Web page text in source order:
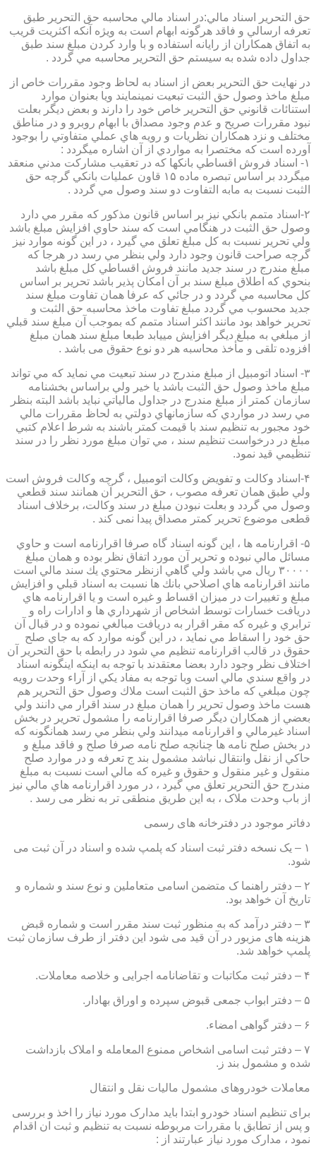
حق التحرير اسناد مالي:در اسناد مالي محاسبه حق التحرير طبق
تعرفه ارسالي و فاقد هرگونه ابهام است به ويژه آنكه اكثريت قريب
به اتفاق همكاران از رايانه استفاده و با وارد كردن مبلغ سند طبق
جداول داده شده به سيستم حق التحرير محاسبه مي گردد .
در نهايت حق التحرير بعض از اسناد به لحاظ وجود مقررات خاص از
مبلغ ماخذ وصول حق الثبت تبعيت نمينمايند ويا بعنوان موارد
استنائات قانوني حق التحرير خاص خود را دارند و بعض ديگر بعلت
نبود مقررات صريح و عدم وجود مصداق با ابهام روبرو و در مناطق
مختلف و نزد همكاران نظريات و رويه هاي عملي متفاوتي را بوجود
آورده است كه مختصرا به مواردي از آن اشاره ميگردد :
۱- اسناد فروش اقساطي بانكها كه در تعقيب مشاركت مدني منعقد
ميگردد بر اساس تبصره ماده ۱۵ قاون عمليات بانكي گرچه حق
الثبت نسبت به مابه التفاوت دو سند وصول مي گردد .
۲-اسناد متمم بانكي نيز بر اساس قانون مذكور كه مقرر مي دارد
وصول حق الثبت در هنگامي است كه سند حاوي افزايش مبلغ باشد
ولي تحرير نسبت به كل مبلغ تعلق مي گيرد ، در اين گونه موارد نيز
گرچه صراحت قانون وجود دارد ولي بنظر مي رسد در هرجا كه
مبلغ مندرج در سند جديد مانند فروش اقساطي كل مبلغ باشد
بنحوي كه اطلاق مبلغ سند بر آن امكان پذير باشد تحرير بر اساس
كل محاسبه مي گردد و در جائي كه عرفا همان تفاوت مبلغ سند
جديد محسوب مي گردد مبلغ تفاوت ماخذ محاسبه حق الثبت و
تحرير خواهد بود مانند اكثر اسناد متمم كه بموجب آن مبلغ سند قبلي
از مبلغي به مبلغ ديگر افزايش مييابد طبعا مبلغ سند همان مبلغ
افزوده تلقی و مأخذ محاسبه هر دو نوع حقوق می باشد .
۳- اسناد اتومبيل از مبلغ مندرج در سند تبعيت مي نمايد كه مي تواند
مبلغ ماخذ وصول حق الثبت باشد يا خير ولي براساس بخشنامه
سازمان كمتر از مبلغ مندرج در جداول مالياتي نبايد باشد البته بنظر
مي رسد در مواردي كه سازمانهاي دولتي به لحاظ مقررات مالي
خود مجبور به تنظيم سند با قيمت كمتر باشند به شرط اعلام كتبي
مبلغ در درخواست تنظيم سند ، مي توان مبلغ مورد نظر را در سند
تنظيمي قيد نمود.
۴-اسناد وكالت و تفويض وكالت اتومبيل ، گرچه وكالت فروش است
ولي طبق همان تعرفه مصوب ، حق التحرير آن همانند سند قطعي
وصول مي گردد و بعلت نبودن مبلغ در سند وكالت، برخلاف اسناد
قطعی موضوع تحریر کمتر مصداق پیدا نمی کند .
۵- اقرارنامه ها ، اين گونه اسناد گاه صرفا اقرارنامه است و حاوي
مسائل مالي نبوده و تحرير آن مورد اتفاق نظر بوده و همان مبلغ
۳۰۰۰۰ ريال مي باشد ولي گاهي ازنظر محتوي يك سند مالي است
مانند اقرارنامه هاي اصلاحي بانك ها نسبت به اسناد قبلي و افزايش
مبلغ و تغييرات در ميزان اقساط و غيره است و يا اقرارنامه هاي
دريافت خسارات توسط اشخاص از شهرداري ها و ادارات راه و
ترابري و غيره كه مقر اقرار به دريافت مبالغي نموده و در قبال آن
حق خود را اسقاط مي نمايد ، در اين گونه موارد كه به جاي صلح
حقوق در قالب اقرارنامه تنظيم مي شود در رابطه با حق التحرير آن
اختلاف نظر وجود دارد بعضا معتقدند با توجه به اينكه اينگونه اسناد
در واقع سندي مالي است وبا توجه به مفاد يكي از آراء وحدت رويه
چون مبلغي كه ماخذ حق الثبت است ملاك وصول حق التحرير هم
هست ماخذ وصول تحرير را همان مبلغ در سند اقرار مي دانند ولي
بعضي از همكاران ديگر صرفا اقرارنامه را مشمول تحرير در بخش
اسناد غيرمالي و اقرارنامه ميدانند ولي بنظر مي رسد همانگونه كه
در بخش صلح نامه ها چنانچه صلح نامه صرفا صلح و فاقد مبلغ و
حاكي از نقل وانتقال نباشد مشمول بند ج تعرفه و در موارد صلح
منقول و غير منقول و حقوق و غيره كه مالي است نسبت به مبلغ
مندرج حق التحرير تعلق مي گيرد ، در مورد اقرارنامه هاي مالي نيز
از باب وحدت ملاک ، به این طریق منطقی تر به نظر می رسد .
دفاتر موجود در دفترخانه های رسمی
۱ – یک نسخه دفتر ثبت اسناد که پلمپ شده و اسناد در آن ثبت می
شود.
۲ – دفتر راهنما ک متضمن اسامی متعاملین و نوع سند و شماره و
تاریخ آن خواهد بود.
۳ – دفتر درآمد که به منظور ثبت سند مقرر است و شماره قبض
هزینه های مزبور در آن قید می شود این دفتر از طرف سازمان ثبت
پلمپ خواهد شد.
۴ – دفتر ثبت مکاتبات و تقاضانامه اجرایی و خلاصه معاملات.
۵ – دفتر ابواب جمعی قبوض سپرده و اوراق بهادار.
۶ – دفتر گواهی امضاء.
۷ – دفتر ثبت اسامی اشخاص ممنوع المعامله و املاک بازداشت
شده و مشمول بند ز.
معاملات خودروهای مشمول مالیات نقل و انتقال
برای تنظیم اسناد خودرو ابتدا باید مدارک مورد نیاز را اخذ و بررسی
و پس از تطابق با مقررات مربوطه نسبت به تنظیم و ثبت ان اقدام
نمود ، مدارک مورد نیاز عبارتند از :